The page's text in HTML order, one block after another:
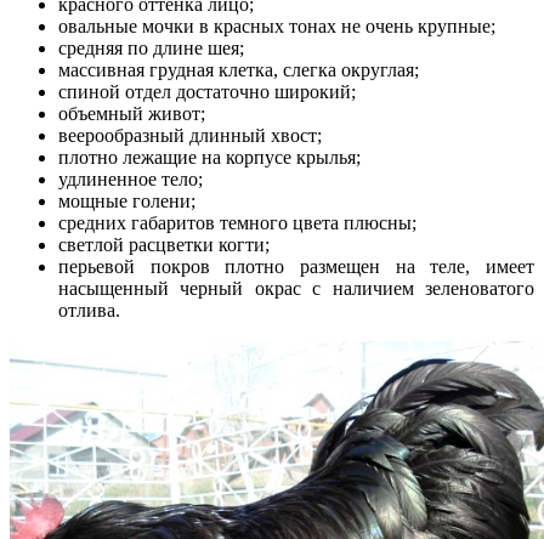
овальные мочки в красных тонах не очень крупные;
средняя по длине шея;
массивная грудная клетка, слегка округлая;
спиной отдел достаточно широкий;
объемный живот;
веерообразный длинный хвост;
плотно лежащие на корпусе крылья;
удлиненное тело;
мощные голени;
средних габаритов темного цвета плюсны;
светлой расцветки когти;
перьевой покров плотно размещен на теле, имеет
насыщенный черный окрас с наличием зеленоватого
отлива.